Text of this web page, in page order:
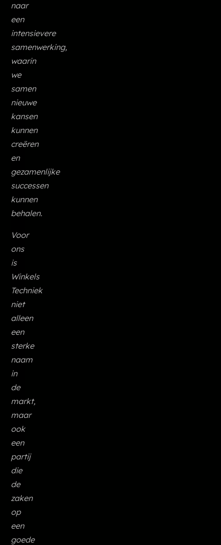
naar
een
intensievere
samenwerking,
waarin
we
samen
nieuwe
kansen
kunnen
creëren
en
gezamenlijke
successen
kunnen
behalen.
Voor
ons
is
Winkels
Techniek
niet
alleen
een
sterke
naam
in
de
markt,
maar
ook
een
partij
die
de
zaken
op
een
goede